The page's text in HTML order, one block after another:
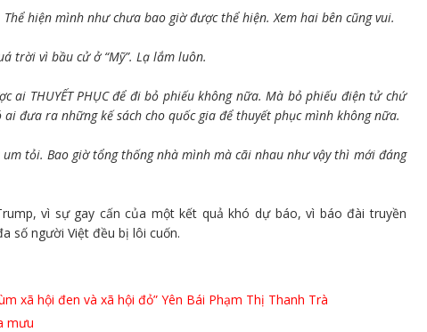
hiện mình như chưa bao giờ được thể hiện. Xem hai bên cũng vui.
trời vì bầu cử ở “Mỹ”. Lạ lắm luôn.
ai THUYẾT PHỤC để đi bỏ phiếu không nữa. Mà bỏ phiếu điện tử chứ
đưa ra những kế sách cho quốc gia để thuyết phục mình không nữa.
tỏi. Bao giờ tổng thống nhà mình mà cãi nhau như vậy thì mới đáng
vì sự gay cấn của một kết quả khó dự báo, vì báo đài truyền
số người Việt đều bị lôi cuốn.
xã hội đen và xã hội đỏ” Yên Bái Phạm Thị Thanh Trà
mưu